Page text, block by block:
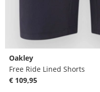
Oakley
Free Ride Lined Shorts
€ 109,95